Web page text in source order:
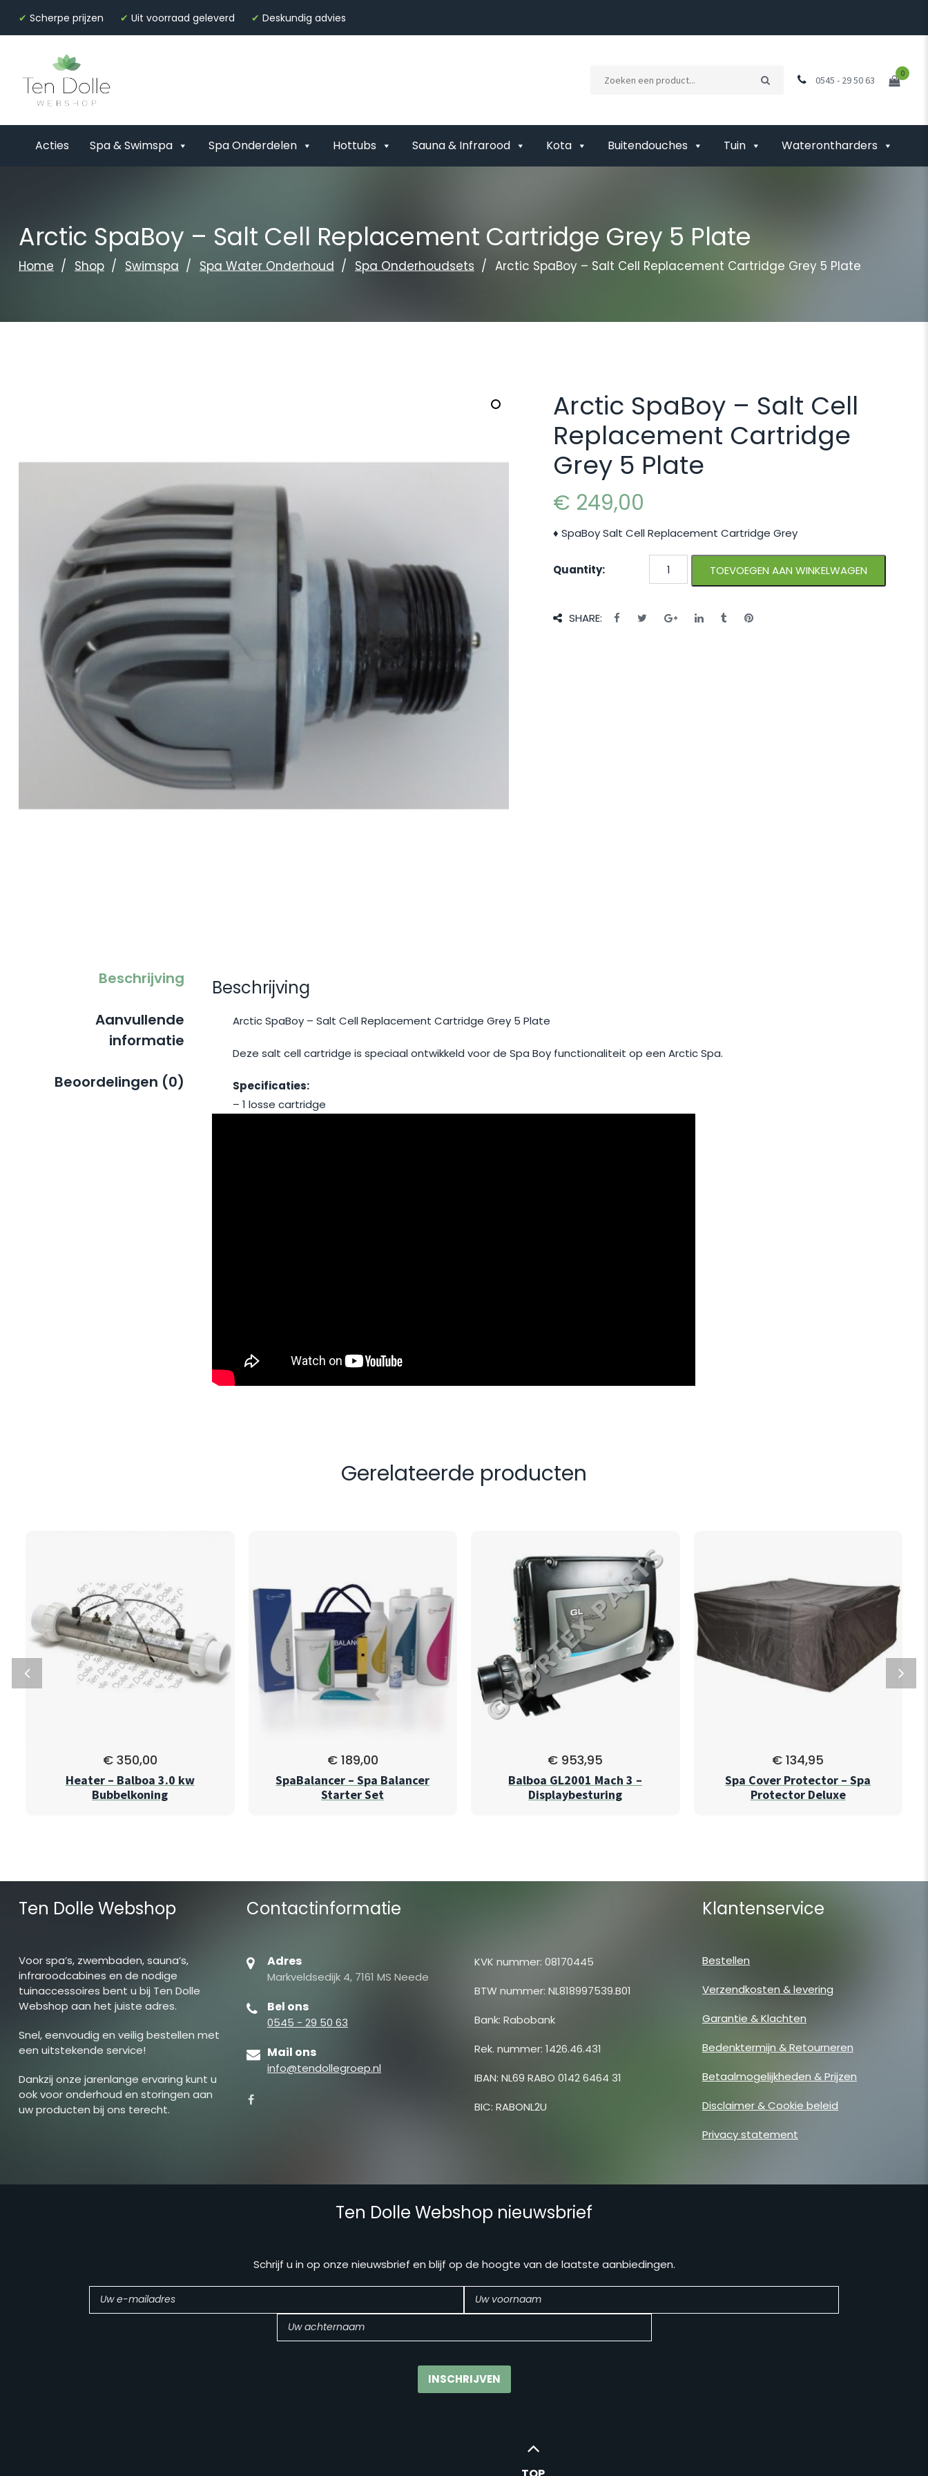
✔ Scherpe prijzen ✔ Uit voorraad geleverd ✔ Deskundig advies
0545 - 29 50 63
0
Acties Spa & Swimspa Spa Onderdelen Hottubs Sauna & Infrarood Kota Buitendouches Tuin Waterontharders
Arctic SpaBoy – Salt Cell Replacement Cartridge Grey 5 Plate
Home Shop Swimspa Spa Water Onderhoud Spa Onderhoudsets Arctic SpaBoy – Salt Cell Replacement Cartridge Grey 5 Plate
Arctic SpaBoy – Salt Cell
Replacement Cartridge
Grey 5 Plate
€ 249,00
♦ SpaBoy Salt Cell Replacement Cartridge Grey
Quantity: TOEVOEGEN AAN WINKELWAGEN
SHARE:
Beschrijving
Aanvullende
informatie
Beoordelingen (0)
Beschrijving
Arctic SpaBoy – Salt Cell Replacement Cartridge Grey 5 Plate
Deze salt cell cartridge is speciaal ontwikkeld voor de Spa Boy functionaliteit op een Arctic Spa.
Specificaties:
– 1 losse cartridge
Gerelateerde producten
€ 134,95
Spa Cover Protector – Spa
Protector Deluxe
€ 953,95
Balboa GL2001 Mach 3 –
Displaybesturing
€189,00
SpaBalancer – Spa Balancer
Starter Set
€350,00
Heater – Balboa 3.0 kw
Bubbelkoning
Ten Dolle Webshop
Voor spa’s, zwembaden, sauna’s,
infraroodcabines en de nodige
tuinaccessoires bent u bij Ten Dolle
Webshop aan het juiste adres.
Snel, eenvoudig en veilig bestellen met
een uitstekende service!
Dankzij onze jarenlange ervaring kunt u
ook voor onderhoud en storingen aan
uw producten bij ons terecht.
Contactinformatie
Adres
Markveldsedijk 4, 7161 MS Neede
Bel ons
0545 - 29 50 63
Mail ons
info@tendollegroep.nl
KVK nummer: 08170445
BTW nummer: NL818997539.B01
Bank: Rabobank
Rek. nummer: 1426.46.431
IBAN: NL69 RABO 0142 6464 31
BIC: RABONL2U
Klantenservice
Bestellen
Verzendkosten & levering
Garantie & Klachten
Bedenktermijn & Retourneren
Betaalmogelijkheden & Prijzen
Disclaimer & Cookie beleid
Privacy statement
Ten Dolle Webshop nieuwsbrief
Schrijf u in op onze nieuwsbrief en blijf op de hoogte van de laatste aanbiedingen.